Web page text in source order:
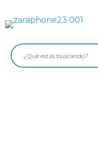
contenidoMóviles
Impolutos